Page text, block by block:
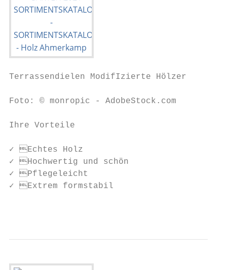
Terrassendielen ModifIzierte Hölzer
Foto: © monropic - AdobeStock.com
Ihre Vorteile
✓ Echtes Holz
✓ Hochwertig und schön
✓ Pflegeleicht
✓ Extrem formstabil